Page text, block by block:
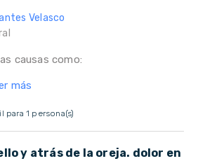
Velasco
causas como:
más
para 1 persona(s)
y atrás de la oreja. dolor en